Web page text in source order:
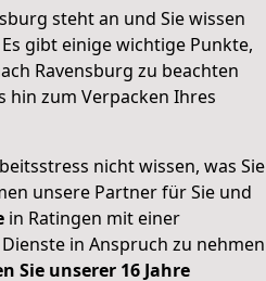
steht an und Sie wissen
gibt einige wichtige Punkte,
Ravensburg zu beachten
hin zum Verpacken Ihres
nicht wissen, was Sie
unsere Partner für Sie und
in Ratingen mit einer
in Anspruch zu nehmen
Sie unserer 16 Jahre